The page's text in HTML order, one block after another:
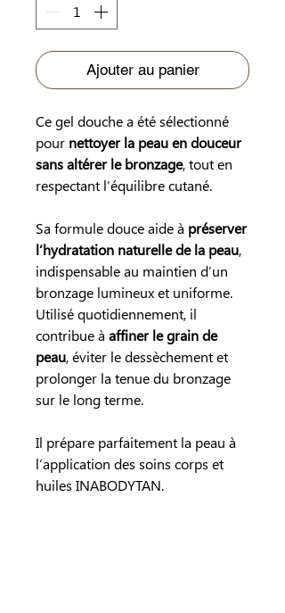
Ajouter au panier
Ce gel douche a été sélectionné
pour nettoyer la peau en douceur
sans altérer le bronzage, tout en
respectant l’équilibre cutané.
Sa formule douce aide à préserver
l’hydratation naturelle de la peau,
indispensable au maintien d’un
bronzage lumineux et uniforme.
Utilisé quotidiennement, il
contribue à affiner le grain de
peau, éviter le dessèchement et
prolonger la tenue du bronzage
sur le long terme.
Il prépare parfaitement la peau à
l’application des soins corps et
huiles INABODYTAN.